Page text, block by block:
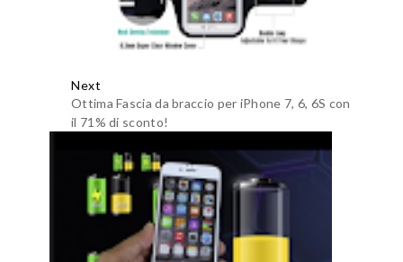
Next
Ottima Fascia da braccio per iPhone 7, 6, 6S con
il 71% di sconto!